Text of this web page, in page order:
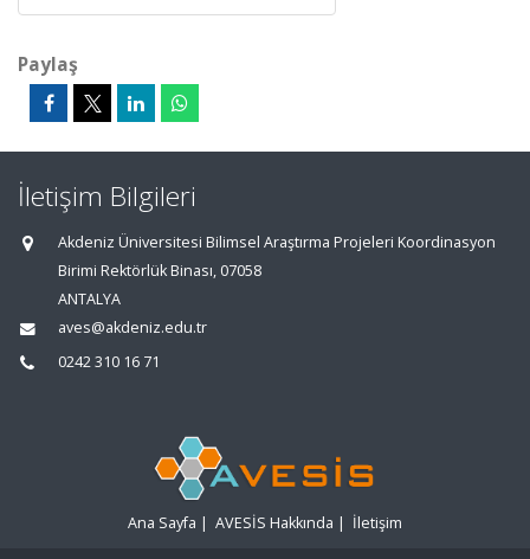
Paylaş
İletişim Bilgileri
Akdeniz Üniversitesi Bilimsel Araştırma Projeleri Koordinasyon
Birimi Rektörlük Binası, 07058
ANTALYA
aves@akdeniz.edu.tr
0242 310 16 71
Ana Sayfa | AVESİS Hakkında | İletişim